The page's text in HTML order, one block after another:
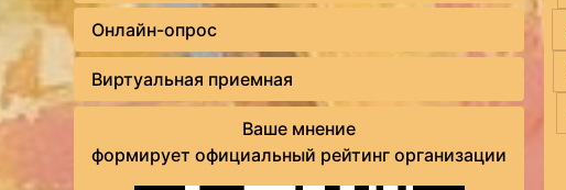
Онлайн-опрос
Виртуальная приемная
Ваше мнение
формирует официальный рейтинг организации